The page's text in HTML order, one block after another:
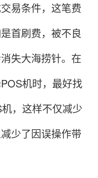
易条件，这笔费
首刷费，被不良
失大海捞针。在
机时，最好找
，这样不仅减少
少了因误操作带